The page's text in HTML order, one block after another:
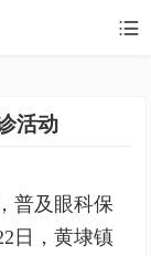

活动
普及眼科保
日，黄埭镇